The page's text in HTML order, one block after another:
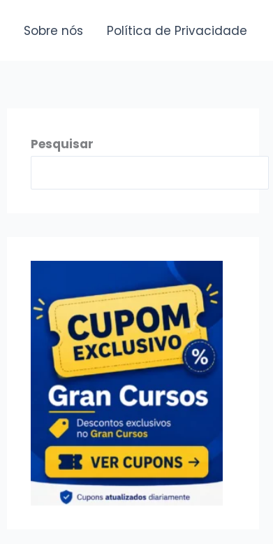
Sobre nós Política de Privacidade
Pesquisar